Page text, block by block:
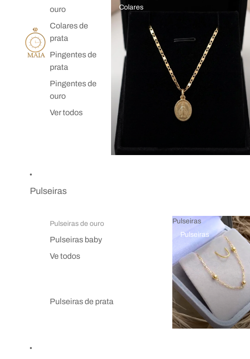
ouro
Colares de
prata
Pingentes de
prata
Pingentes de
ouro
Ver todos
Colares
Pulseiras
Pulseiras de ouro
Pulseiras baby
Ve todos
Pulseiras de prata
Pulseiras
Pulseiras